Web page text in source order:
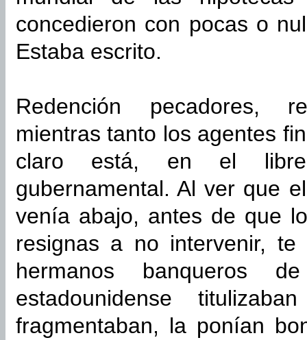
concedieron con pocas o
Estaba escrito.
Redención pecadores,
mientras tanto los agentes
claro está, en el
gubernamental. Al ver que
venía abajo, antes de que
resignas a no intervenir,
hermanos banqueros
estadounidense
fragmentaban, la ponían